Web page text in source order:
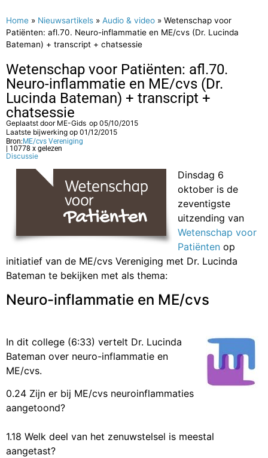
Home » Nieuwsartikels » Audio & video » Wetenschap voor
Patiënten: afl.70. Neuro-inflammatie en ME/cvs (Dr. Lucinda
Bateman) + transcript + chatsessie
Wetenschap voor Patiënten: afl.70.
Neuro-inflammatie en ME/cvs (Dr.
Lucinda Bateman) + transcript +
chatsessie
Geplaatst door ME-Gids op 05/10/2015
Laatste bijwerking op 01/12/2015
Bron: ME/cvs Vereniging
| 10778 x gelezen
Discussie
Dinsdag 6
oktober is de
zeventigste
uitzending van
Wetenschap voor
Patiënten op
initiatief van de ME/cvs Vereniging met Dr. Lucinda
Bateman te bekijken met als thema:
Neuro-inflammatie en ME/cvs
In dit college (6:33) vertelt Dr. Lucinda
Bateman over neuro-inflammatie en
ME/cvs.
0.24 Zijn er bij ME/cvs neuroinflammaties
aangetoond?
1.18 Welk deel van het zenuwstelsel is meestal
aangetast?